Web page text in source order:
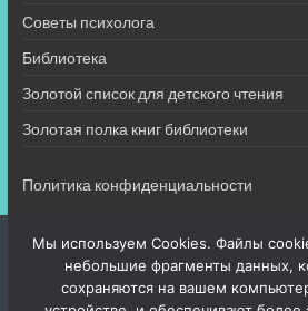
Советы психолога
Библиотека
Золотой список для детского чтения
Золотая полка книг библиотеки
Политика конфиденциальности
Мы используем Cookies. Файлы
небольшие фрагменты данных,
сохраняются на вашем